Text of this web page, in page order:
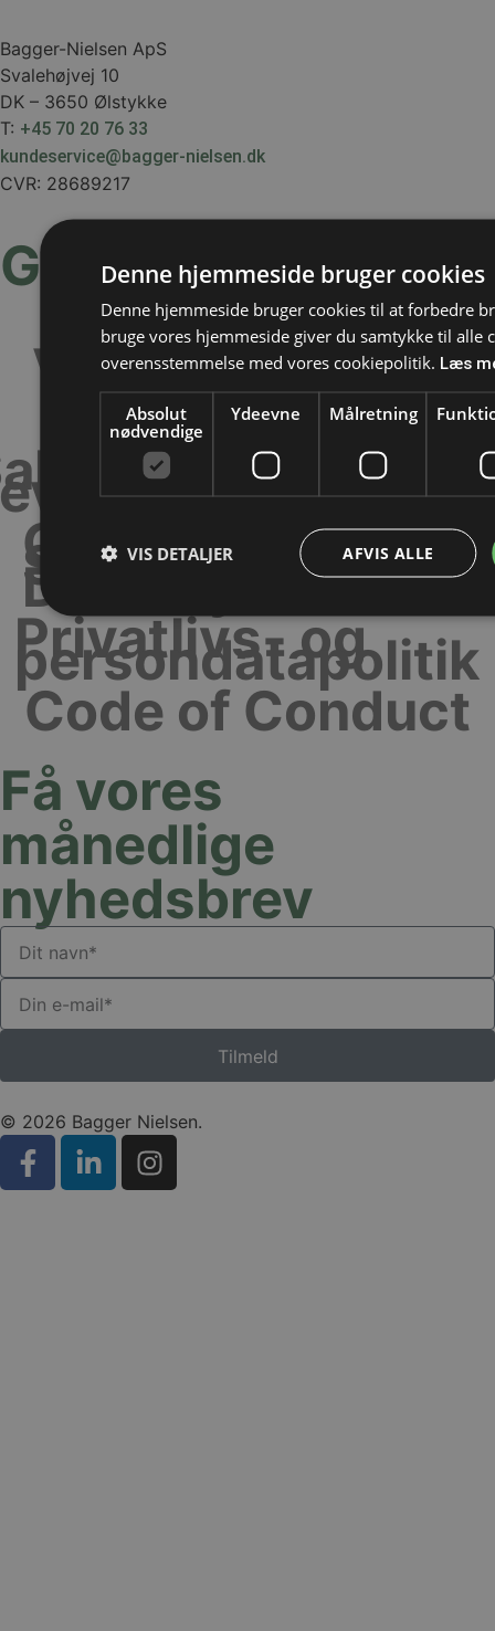
Bagger-Nielsen ApS
Svalehøjvej 10
DK – 3650 Ølstykke
T: +45 70 20 76 33
kundeservice@bagger-nielsen.dk
CVR: 28689217
Genveje
Kontakt os
Værktøjskassen
Nyheder
og
Conditions of
Sale and
Delivery
Privatlivs- og
persondatapolitik
Code of Conduct
Få vores
månedlige
nyhedsbrev
Tilmeld
© 2026 Bagger Nielsen.
Denne hjemmeside bruger cookies
Denne hjemmeside bruger cookies til at forbedre
bruge vores hjemmeside giver du samtykke til alle
overensstemmelse med vores cookiepolitik. Læs
Absolut
nødvendige
Ydeevne Målretning
AFVIS ALLE
VIS DETALJER